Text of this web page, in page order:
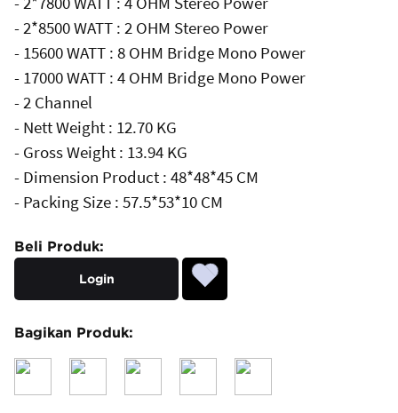
- 2*8500 WATT : 2 OHM Stereo Power
- 15600 WATT : 8 OHM Bridge Mono Power
- 17000 WATT : 4 OHM Bridge Mono Power
- 2 Channel
- Nett Weight : 12.70 KG
- Gross Weight : 13.94 KG
- Dimension Product : 48*48*45 CM
- Packing Size : 57.5*53*10 CM
Beli Produk:
Login
Bagikan Produk: